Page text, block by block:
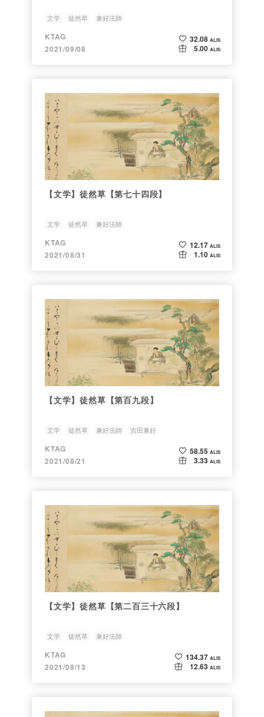
文学 徒然草 兼好法師
KTAG
2021/09/08
32.08 ALIS
5.00 ALIS
【文学】徒然草【第七十四段】
文学 徒然草 兼好法師
KTAG
2021/08/31
12.17 ALIS
1.10 ALIS
【文学】徒然草【第百九段】
文学 徒然草 兼好法師 吉田兼好
KTAG
2021/08/21
58.55 ALIS
3.33 ALIS
【文学】徒然草【第二百三十六段】
文学 徒然草 兼好法師
KTAG
2021/08/13
134.37 ALIS
12.63 ALIS